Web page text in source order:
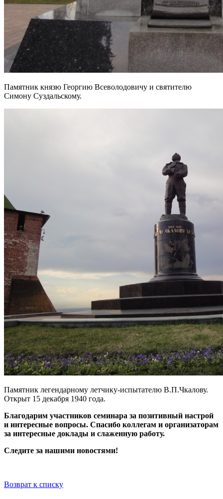
Памятник князю Георгию Всеволодовичу и святителю
Симону Суздальскому.
Памятник легендарному летчику-испытателю В.П.Чкалову.
Открыт 15 декабря 1940 года.
Благодарим участников семинара за позитивный настрой
и интересные вопросы. Спасибо коллегам и организаторам
за интересные доклады и слаженную работу.
Следите за нашими новостями!
Возврат к списку